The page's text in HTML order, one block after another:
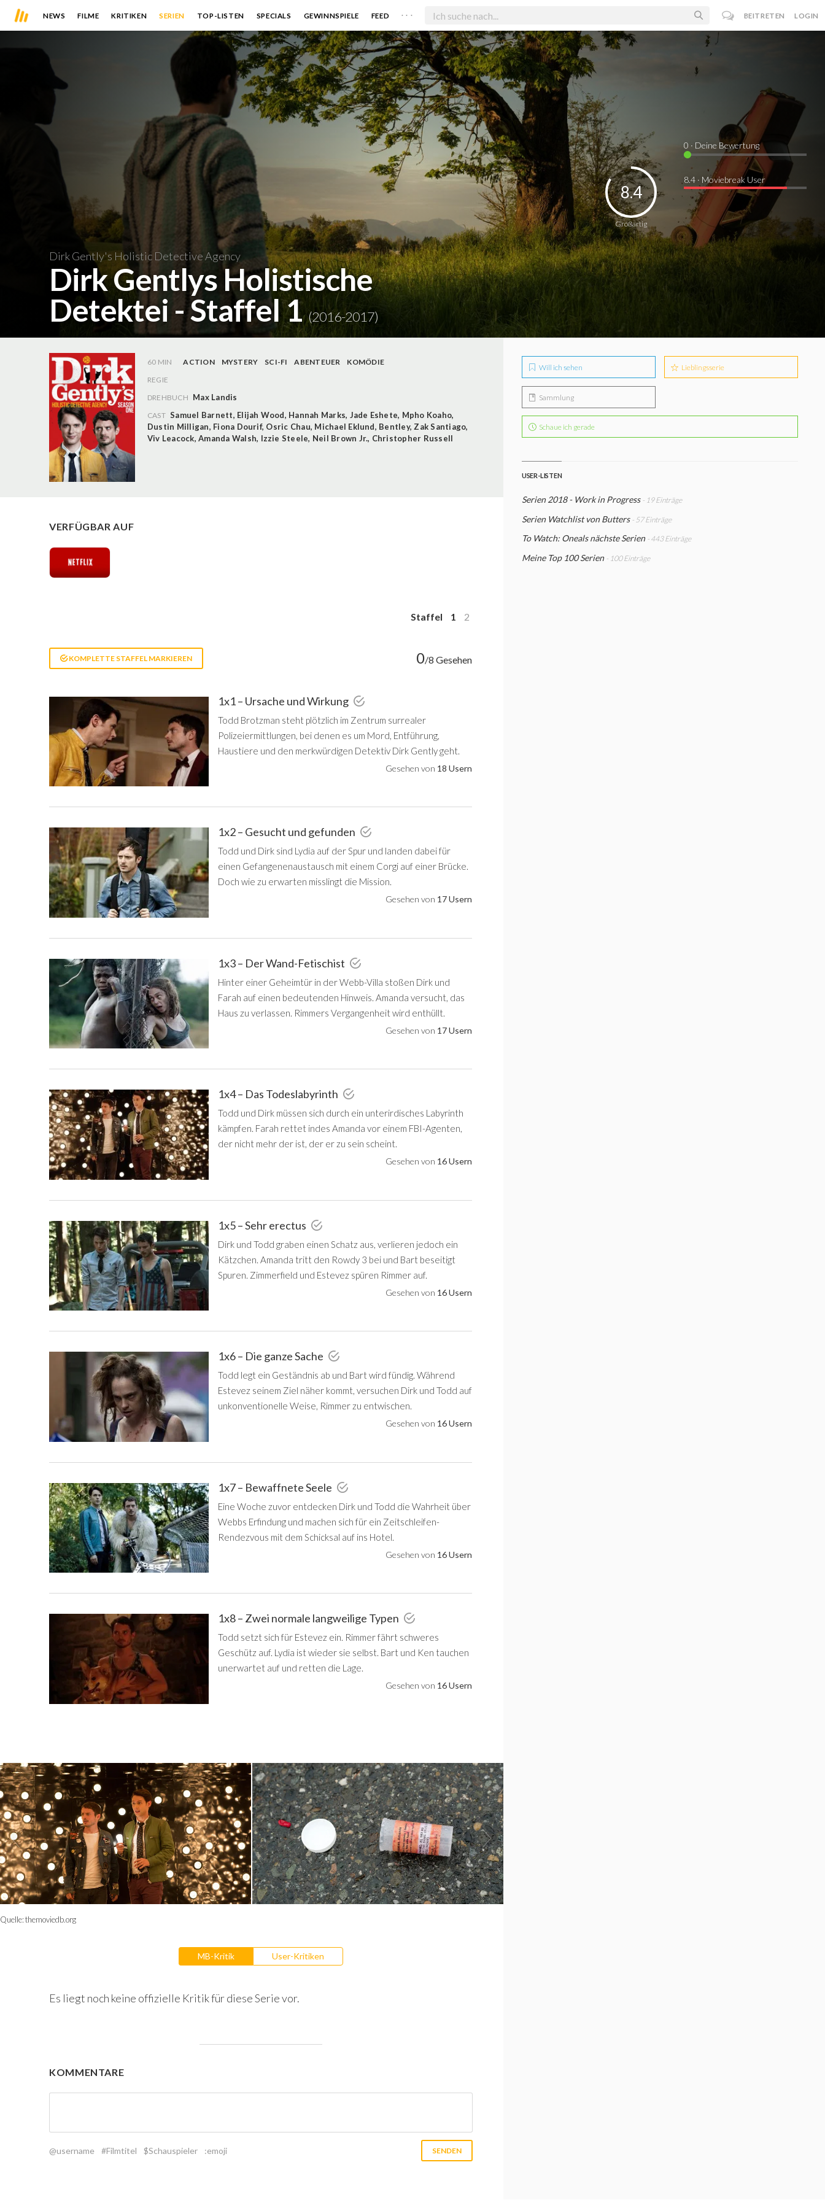
NEWS FILME KRITIKEN SERIEN TOP-LISTEN SPECIALS GEWINNSPIELE FEED . . . BEITRETEN LOGIN
Dirk Gently's Holistic Detective Agency
Dirk Gentlys Holistische
Detektei - Staffel 1(2016-2017)
Großartig
8.4
0 · Deine Bewertung
8.4 · Moviebreak User
60 MIN ACTION MYSTERY SCI-FI ABENTEUER
KOMÖDIE
REGIE
DREHBUCH Max Landis
CAST Samuel Barnett, Elijah Wood, Hannah Marks, Jade Eshete, Mpho Koaho,
Dustin Milligan, Fiona Dourif, Osric Chau, Michael Eklund, Bentley,Zak Santiago,
Viv Leacock,Amanda Walsh, Izzie Steele, Neil Brown Jr., Christopher Russell
VERFÜGBAR AUF
Staffel 1 2
KOMPLETTE STAFFEL MARKIEREN 0/8 Gesehen
1x1 – Ursache und Wirkung
Todd Brotzman steht plötzlich im Zentrum surrealer
Polizeiermittlungen, bei denen es um Mord, Entführung,
Haustiere und den merkwürdigen Detektiv Dirk Gently geht.
Gesehen von 18 Usern
1x2 – Gesucht und gefunden
Todd und Dirk sind Lydia auf der Spur und landen dabei für
einen Gefangenenaustausch mit einem Corgi auf einer Brücke.
Doch wie zu erwarten misslingt die Mission.
Gesehen von 17 Usern
1x3 – Der Wand-Fetischist
Hinter einer Geheimtür in der Webb-Villa stoßen Dirk und
Farah auf einen bedeutenden Hinweis. Amanda versucht, das
Haus zu verlassen. Rimmers Vergangenheit wird enthüllt.
Gesehen von 17 Usern
1x4 – Das Todeslabyrinth
Todd und Dirk müssen sich durch ein unterirdisches Labyrinth
kämpfen. Farah rettet indes Amanda vor einem FBI-Agenten,
der nicht mehr der ist, der er zu sein scheint.
Gesehen von 16 Usern
1x5 – Sehr erectus
Dirk und Todd graben einen Schatz aus, verlieren jedoch ein
Kätzchen. Amanda tritt den Rowdy 3 bei und Bart beseitigt
Spuren. Zimmerfield und Estevez spüren Rimmer auf.
Gesehen von 16 Usern
1x6 – Die ganze Sache
Todd legt ein Geständnis ab und Bart wird fündig. Während
Estevez seinem Ziel näher kommt, versuchen Dirk und Todd auf
unkonventionelle Weise, Rimmer zu entwischen.
Gesehen von 16 Usern
1x7 – Bewaffnete Seele
Eine Woche zuvor entdecken Dirk und Todd die Wahrheit über
Webbs Erfindung und machen sich für ein Zeitschleifen-
Rendezvous mit dem Schicksal auf ins Hotel.
Gesehen von 16 Usern
1x8 – Zwei normale langweilige Typen
Todd setzt sich für Estevez ein. Rimmer fährt schweres
Geschütz auf. Lydia ist wieder sie selbst. Bart und Ken tauchen
unerwartet auf und retten die Lage.
Gesehen von 16 Usern
Quelle:themoviedb.org
MB-Kritik User-Kritiken
Es liegt noch keine offizielle Kritik für diese Serie vor.
KOMMENTARE
@username #Filmtitel $Schauspieler :emoji
Will ich sehen Lieblingsserie
Sammlung
Schaue ich gerade
USER-LISTEN
Serien 2018 - Work in Progress - 19 Einträge
Serien Watchlist von Butters - 57 Einträge
To Watch: Oneals nächste Serien - 443 Einträge
Meine Top 100 Serien - 100 Einträge